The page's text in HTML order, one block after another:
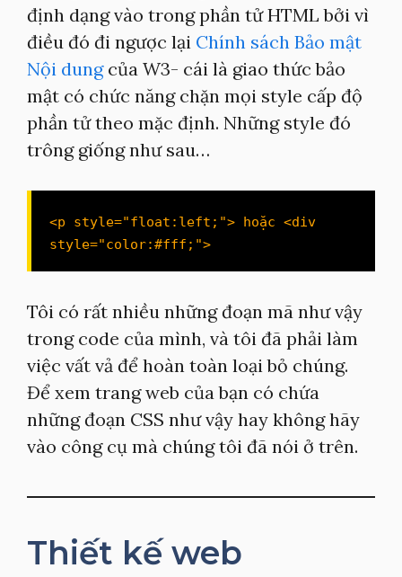
định dạng vào trong phần tử HTML bởi vì
điều đó đi ngược lại Chính sách Bảo mật
Nội dungcủa W3- cái là giao thức bảo
mật có chức năng chặn mọi style cấp độ
phần tử theo mặc định. Những style đó
trông giống như sau…
<p style="float:left;"> hoặc <div
style="color:#fff;">
Tôi có rất nhiều những đoạn mã như vậy
trong code của mình, và tôi đã phải làm
việc vất vả để hoàn toàn loại bỏ chúng.
Để xem trang web của bạn có chứa
những đoạn CSS như vậy hay không hãy
vào công cụ mà chúng tôi đã nói ở trên.
Thiết kế web